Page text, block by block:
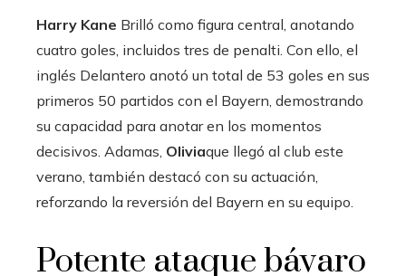
Harry Kane Brilló como figura central, anotando
cuatro goles, incluidos tres de penalti. Con ello, el
inglés Delantero anotó un total de 53 goles en sus
primeros 50 partidos con el Bayern, demostrando
su capacidad para anotar en los momentos
decisivos. Adamas, Oliviaque llegó al club este
verano, también destacó con su actuación,
reforzando la reversión del Bayern en su equipo.
Potente ataque bávaro